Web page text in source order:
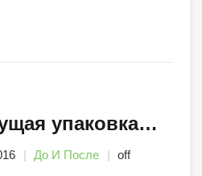
упаковка…
До И После off